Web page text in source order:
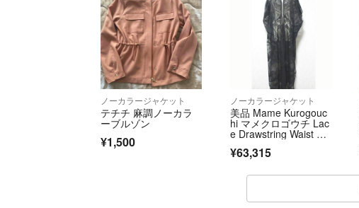
ノーカラージャケット
テチチ 麻調ノーカラ
ーブルゾン
¥1,500
ノーカラージャケット
美品 Mame Kurogouc
hi マメクロゴウチ Lac
e Drawstring Waist Co
at レースコート MM2
1SS-C0001 サイズ
ス 古着 中古 USED
¥63,315